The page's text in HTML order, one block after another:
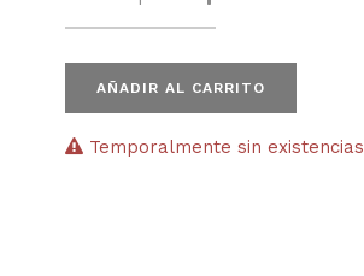
AÑADIR AL CARRITO
Temporalmente sin existencias